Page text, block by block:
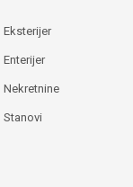
Eksterijer
Enterijer
Nekretnine
Stanovi